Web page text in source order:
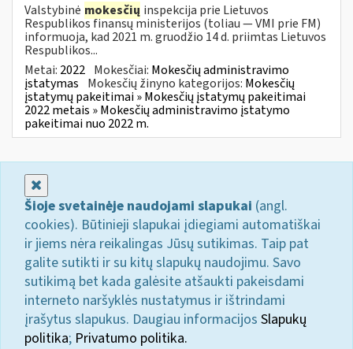
Valstybinė mokesčių inspekcija prie Lietuvos
Respublikos finansų ministerijos (toliau — VMI prie FM)
informuoja, kad 2021 m. gruodžio 14 d. priimtas Lietuvos
Respublikos...
Metai: 2022 Mokesčiai: Mokesčių administravimo
įstatymas Mokesčių žinyno kategorijos: Mokesčių
įstatymų pakeitimai » Mokesčių įstatymų pakeitimai
2022 metais » Mokesčių administravimo įstatymo
pakeitimai nuo 2022 m.
Šioje svetainėje naudojami slapukai (angl.
cookies). Būtinieji slapukai įdiegiami automatiškai
ir jiems nėra reikalingas Jūsų sutikimas. Taip pat
galite sutikti ir su kitų slapukų naudojimu. Savo
sutikimą bet kada galėsite atšaukti pakeisdami
interneto naršyklės nustatymus ir ištrindami
įrašytus slapukus. Daugiau informacijos Slapukų
politika; Privatumo politika.